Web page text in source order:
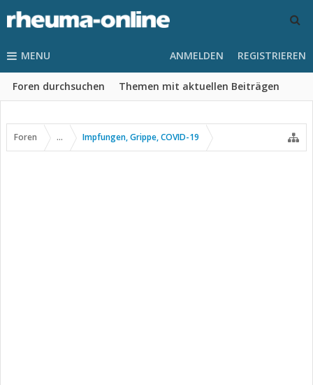
MENU
Foren durchsuchen Themen mit aktuellen Beiträgen
ANMELDEN REGISTRIEREN
Foren ... Impfungen, Grippe, COVID-19